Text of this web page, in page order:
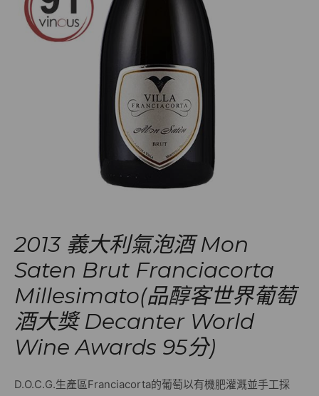
2013 義大利氣泡酒 Mon
Saten Brut Franciacorta
Millesimato(品醇客世界葡萄
酒大獎 Decanter World
Wine Awards 95分)
D.O.C.G.生產區Franciacorta的葡萄以有機肥灌溉並手工採